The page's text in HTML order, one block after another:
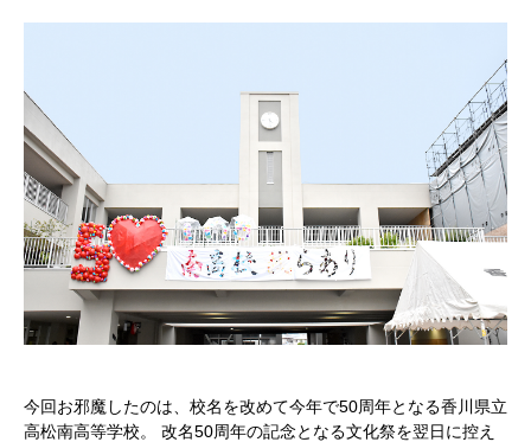
今回お邪魔したのは、校名を改めて今年で50周年となる香川県立
高松南高等学校。 改名50周年の記念となる文化祭を翌日に控え